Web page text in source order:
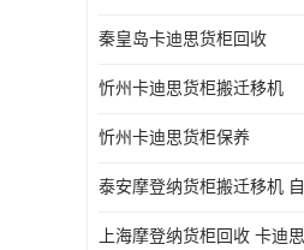
秦皇岛卡迪思货柜回收
忻州卡迪思货柜搬迁移机
忻州卡迪思货柜保养